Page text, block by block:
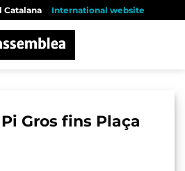
Catalana International website
Gros fins Plaça